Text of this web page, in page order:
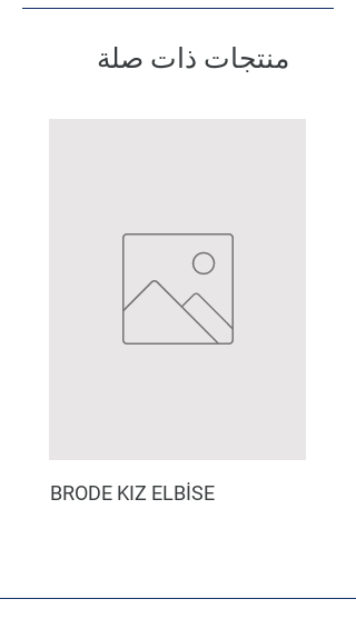
منتجات ذات صلة
BRODE KIZ ELBİSE